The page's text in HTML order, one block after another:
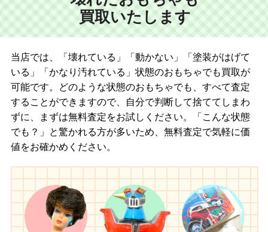
買取いたします
当店では、「壊れている」「動かない」「塗装がはげて
いる」「かなり汚れている」状態のおもちゃでも買取が
可能です。どのような状態のおもちゃでも、すべて査定
することができますので、自分で判断して捨ててしまわ
ずに、まずは無料査定をお試しください。「こんな状態
でも？」と驚かれる方が多いため、無料査定で気軽に価
値をお確かめください。